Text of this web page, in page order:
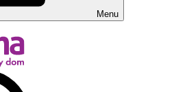
Menu